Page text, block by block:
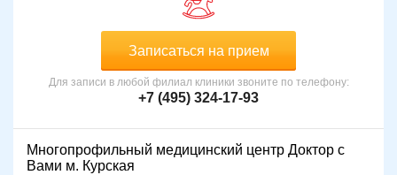
Записаться на прием
Для записи в любой филиал клиники звоните по телефону:
+7 (495) 324-17-93
Многопрофильный медицинский центр Доктор с
Вами м. Курская